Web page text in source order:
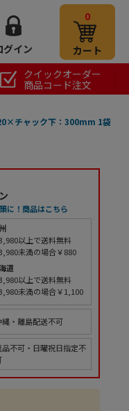
グイン
0
カート
クイックオーダー
商品コード注文
チャック下：300mm 1袋
に！商品はこちら
以上で送料無料
未満の場合￥880
道
以上で送料無料
未満の場合￥1,100
縄・離島配送不可
品不可・日曜祝日指定不